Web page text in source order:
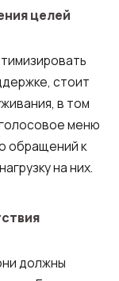
целей
стоит
в том
меню
обращений к
на них.
должны